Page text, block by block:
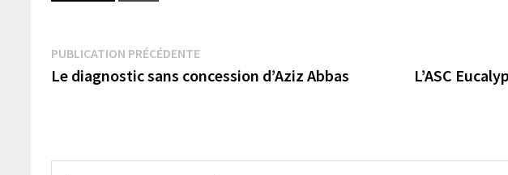
Navigation
de
PUBLICATION PRÉCÉDENTEPublication
précédente :
Le diagnostic sans concession d’Aziz Abbas
L’ASC